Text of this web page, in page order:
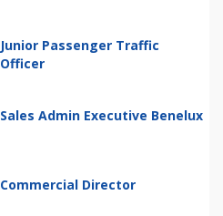
Junior Passenger Traffic
Officer
Sales Admin Executive Benelux
Commercial Director